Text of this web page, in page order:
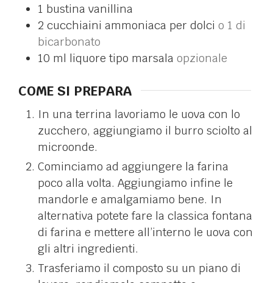
1 bustina vanillina
2 cucchiaini ammoniaca per dolci o 1 di
bicarbonato
10 ml liquore tipo marsala opzionale
COME SI PREPARA
In una terrina lavoriamo le uova con lo
zucchero, aggiungiamo il burro sciolto al
microonde.
Cominciamo ad aggiungere la farina
poco alla volta. Aggiungiamo infine le
mandorle e amalgamiamo bene. In
alternativa potete fare la classica fontana
di farina e mettere all’interno le uova con
gli altri ingredienti.
Trasferiamo il composto su un piano di